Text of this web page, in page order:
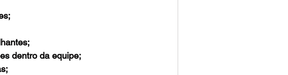
dentro da equipe;